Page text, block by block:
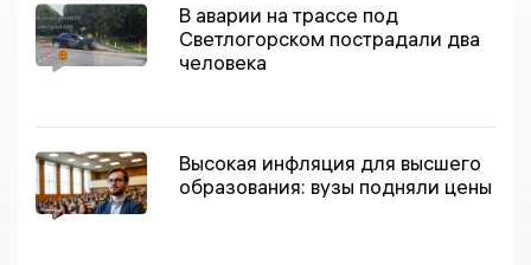
В аварии на трассе под
Светлогорском пострадали два
человека
Высокая инфляция для высшего
образования: вузы подняли цены